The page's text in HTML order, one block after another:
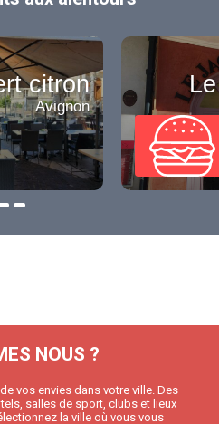
citron
Avignon
NOUS ?
vos envies dans votre ville. Des
salles de sport, clubs et lieux
la ville où vous vous